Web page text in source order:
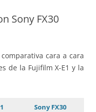
Sony FX30
cara a cara
de la Fujifilm X-E1 y la
Sony FX30